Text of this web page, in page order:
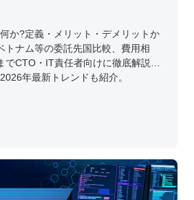
か?定義・メリット・デメリットか
トナム等の委託先国比較、費用相
CTO・IT責任者向けに徹底解説。
年最新トレンドも紹介。